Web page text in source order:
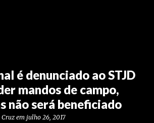
é denunciado ao STJD
mandos de campo,
não será beneficiado
Cruz em julho 26, 2017